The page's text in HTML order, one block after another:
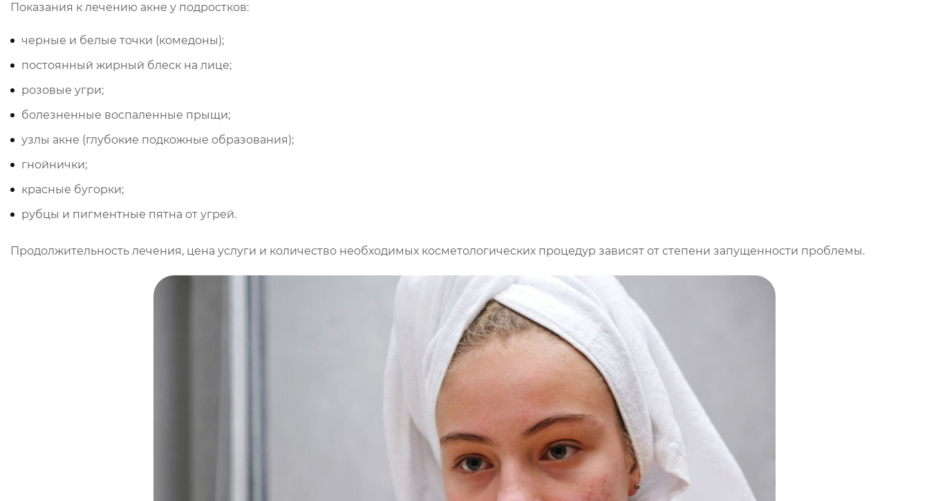
Показания к лечению акне у подростков:
черные и белые точки (комедоны);
постоянный жирный блеск на лице;
розовые угри;
болезненные воспаленные прыщи;
узлы акне (глубокие подкожные образования);
гнойнички;
красные бугорки;
рубцы и пигментные пятна от угрей.
Продолжительность лечения, цена услуги и количество необходимых косметологических процедур зависят от степени запущенности проблемы.